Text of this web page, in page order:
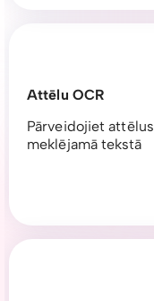
Attēlu OCR
Pārveidojiet attēlus
meklējamā tekstā